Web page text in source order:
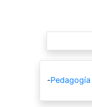
-Pedagogía